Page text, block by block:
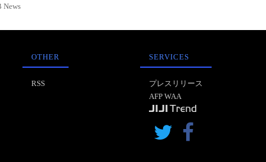
OTHER
RSS
SERVICES
プレスリリース
AFP WAA